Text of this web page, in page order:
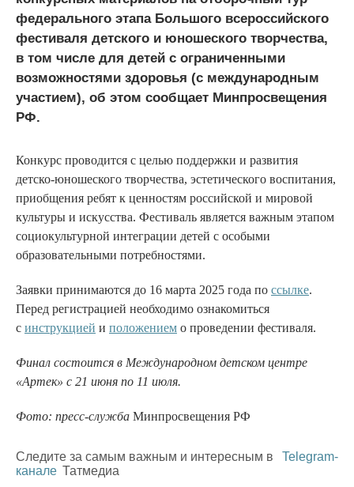
федерального этапа Большого всероссийского
фестиваля детского и юношеского творчества,
в том числе для детей с ограниченными
возможностями здоровья (с международным
участием), об этом сообщает Минпросвещения
РФ.
Конкурс проводится с целью поддержки и развития
детско-юношеского творчества, эстетического воспитания,
приобщения ребят к ценностям российской и мировой
культуры и искусства. Фестиваль является важным этапом
социокультурной интеграции детей с особыми
образовательными потребностями.
Заявки принимаются до 16 марта 2025 года по ссылке.
Перед регистрацией необходимо ознакомиться
с инструкцией и положением о проведении фестиваля.
Финал состоится в Международном детском центре
«Артек» с 21 июня по 11 июля.
Фото: пресс-служба Минпросвещения РФ
Следите за самым важным и интересным в
Telegram-
канале Татмедиа